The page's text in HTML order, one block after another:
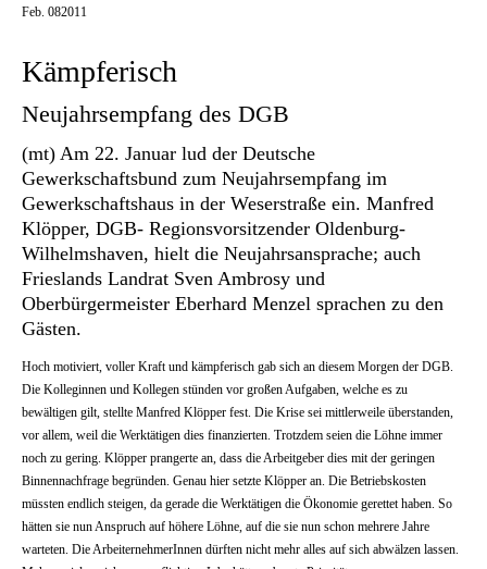
Feb. 082011
Kämpferisch
Neujahrsempfang des DGB
(mt) Am 22. Januar lud der Deutsche
Gewerkschaftsbund zum Neujahrsempfang im
Gewerkschaftshaus in der Weserstraße ein. Manfred
Klöpper, DGB- Regionsvorsitzender Oldenburg-
Wilhelmshaven, hielt die Neujahrsansprache; auch
Frieslands Landrat Sven Ambrosy und
Oberbürgermeister Eberhard Menzel sprachen zu den
Gästen.
Hoch motiviert, voller Kraft und kämpferisch gab sich an diesem Morgen der DGB.
Die Kolleginnen und Kollegen stünden vor großen Aufgaben, welche es zu
bewältigen gilt, stellte Manfred Klöpper fest. Die Krise sei mittlerweile überstanden,
vor allem, weil die Werktätigen dies finanzierten. Trotzdem seien die Löhne immer
noch zu gering. Klöpper prangerte an, dass die Arbeitgeber dies mit der geringen
Binnennachfrage begründen. Genau hier setzte Klöpper an. Die Betriebskosten
müssten endlich steigen, da gerade die Werktätigen die Ökonomie gerettet haben. So
hätten sie nun Anspruch auf höhere Löhne, auf die sie nun schon mehrere Jahre
warteten. Die ArbeiternehmerInnen dürften nicht mehr alles auf sich abwälzen lassen.